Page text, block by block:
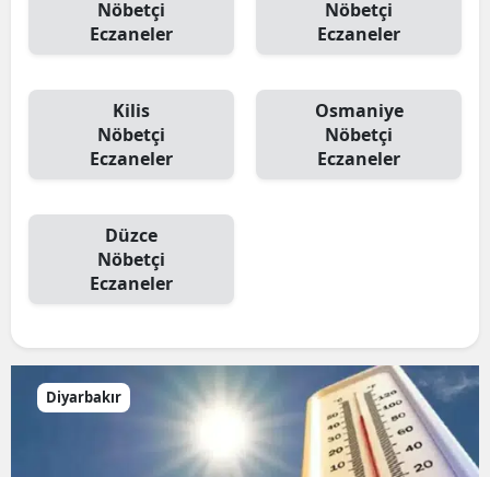
Nöbetçi
Eczaneler
Nöbetçi
Eczaneler
Kilis
Nöbetçi
Eczaneler
Osmaniye
Nöbetçi
Eczaneler
Düzce
Nöbetçi
Eczaneler
Diyarbakır